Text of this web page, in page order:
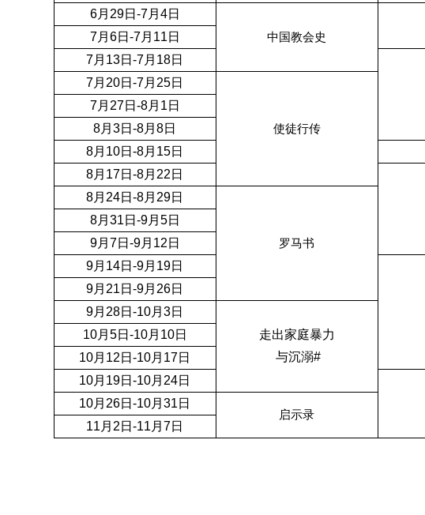
6月29日-7月4日
中国教会史
7月6日-7月11日
7月13日-7月18日
7月20日-7月25日
使徒行传
7月27日-8月1日
8月3日-8月8日
8月10日-8月15日
8月17日-8月22日
8月24日-8月29日
罗马书
8月31日-9月5日
9月7日-9月12日
9月14日-9月19日
9月21日-9月26日
9月28日-10月3日
走出家庭暴力
与沉溺#
10月5日-10月10日
10月12日-10月17日
10月19日-10月24日
10月26日-10月31日
启示录
11月2日-11月7日